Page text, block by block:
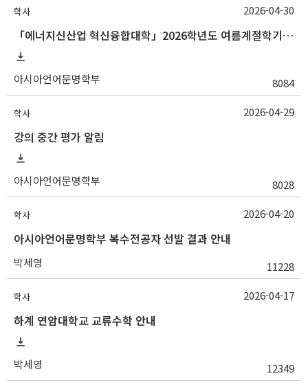
학사
「에너지신산업 혁신융합대학」2026학년도 여름계절학기 교류 수학 안내
아시아언어문명학부 8084
2026-04-30
학사
강의 중간 평가 알림
아시아언어문명학부 8028
2026-04-29
학사
아시아언어문명학부 복수전공자 선발 결과 안내
박세영 11228
2026-04-20
학사
하계 연암대학교 교류수학 안내
박세영 12349
2026-04-17